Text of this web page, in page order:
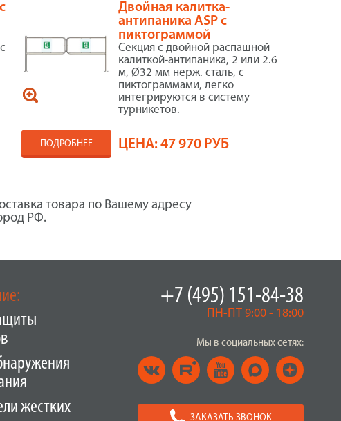
Двойная калитка-
антипаника ASP с
пиктограммой
Секция с двойной распашной
калиткой-антипаника, 2 или 2.6
м, Ø32 мм нерж. сталь, с
пиктограммами, легко
интегрируются в систему
турникетов.
ПОДРОБНЕЕ ЦЕНА:47 970 РУБ
товара по Вашему адресу
РФ.
+7 (495) 151-84-38
ПН-ПТ 9:00 - 18:00
Мы в социальных сетях:
ЗАКАЗАТЬ ЗВОНОК
жестких